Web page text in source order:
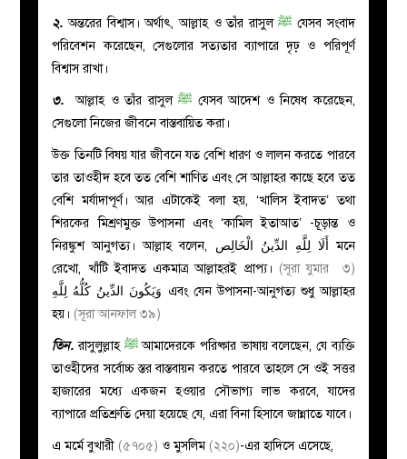
২. অন্তরের বিশ্বাস। অর্থাৎ, আল্লাহ ও তাঁর রাসুল ﷺ যেসব সংবাদ
পরিবেশন করেছেন, সেগুলোর সত্যতার ব্যাপারে দৃঢ় ও পরিপূর্ণ
বিশ্বাস রাখা।
৩.আল্লাহ ও তাঁর রাসুলﷺ যেসব আদেশ ও নিষেধ করেছেন,
সেগুলো নিজের জীবনে বাস্তবায়িত করা।
উক্ত তিনটি বিষয় যার জীবনে যত বেশি ধারণ ও লালন করতে পারবে
তার তাওহীদ হবে তত বেশি শাণিত এবং সে আল্লাহর কাছে হবে তত
বেশি মর্যাদাপূর্ণ। আর এটাকেই বলা হয়, ‘খালিস ইবাদত’ তথা
শিরকের মিশ্রণমুক্ত উপাসনা এবং ‘কামিল ইতাআত’ -চূড়ান্ত ও
নিরঙ্কুশ আনুগত্য। আল্লাহ বলেন, أَلَا لِلَّهِ الدِّينُ الْخَالِصমনে
রেখো, খাঁটি ইবাদত একমাত্র আল্লাহরই প্রাপ্য। (সূরা যুমার ৩)
وَيَكُونَ الدِّينُ كُلُّهُ لِلَّهِ এবং যেন উপাসনা-আনুগত্য শুধু আল্লাহর
হয়। (সূরা আনফাল ৩৯)
তিন. রাসুলুল্লাহ ﷺআমাদেরকে পরিষ্কার ভাষায় বলেছেন, যে ব্যক্তি
তাওহীদের সর্বোচ্চ স্তর বাস্তবায়ন করতে পারবে তাহলে সে ওই সত্তর
হাজারের মধ্যে একজন হওয়ার সৌভাগ্য লাভ করবে, যাদের
ব্যাপারে প্রতিশ্রুতি দেয়া হয়েছে যে, এরা বিনা হিসাবে জান্নাতে যাবে।
এ মর্মেবুখারী (৫৭০৫) ও মুসলিম(২২০)-এর হাদিসে এসেছে,